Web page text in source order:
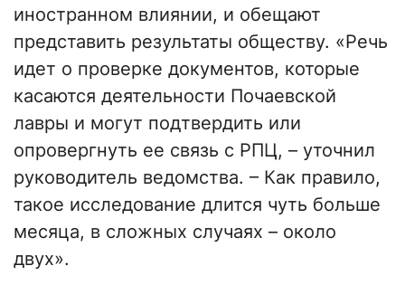
иностранном влиянии, и обещают
представить результаты обществу. «Речь
идет о проверке документов, которые
касаются деятельности Почаевской
лавры и могут подтвердить или
опровергнуть ее связь с РПЦ, – уточнил
руководитель ведомства. – Как правило,
такое исследование длится чуть больше
месяца, в сложных случаях – около
двух».